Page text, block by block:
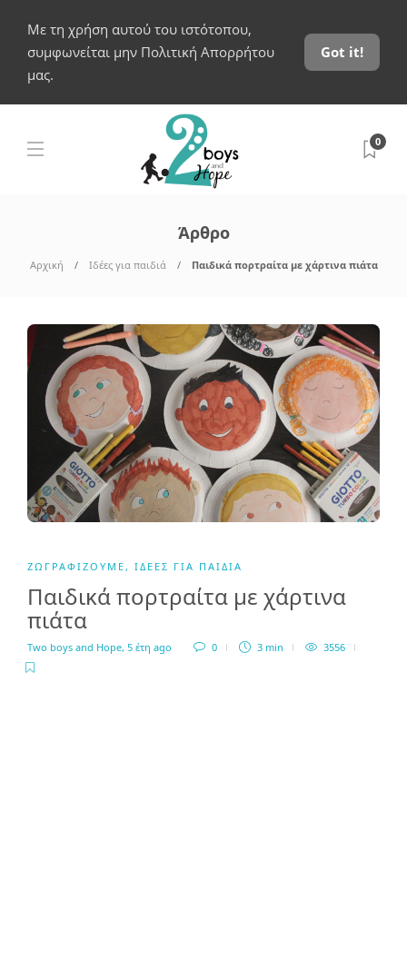
Με τη χρήση αυτού του ιστότοπου,
συμφωνείται μην Πολιτική Απορρήτου
μας.
Got it!
0
Άρθρο
Αρχική Ιδέες για παιδιά Παιδικά πορτραίτα με χάρτινα πιάτα
ΖΩΓΡΑΦΊΖΟΥΜΕ, ΙΔΈΕΣ ΓΙΑ ΠΑΙΔΙΆ
Παιδικά πορτραίτα με χάρτινα
πιάτα
Two boys and Hope, 5 έτη ago 0 3 min 3556